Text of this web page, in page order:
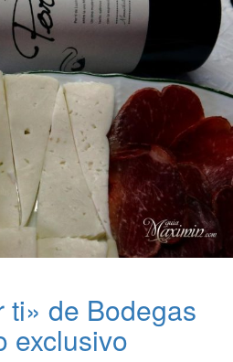
ti» de Bodegas
exclusivo